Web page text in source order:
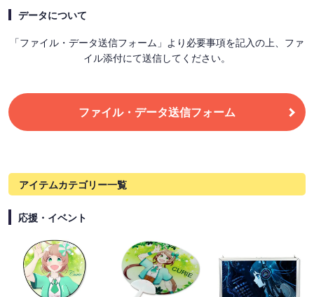
データについて
「ファイル・データ送信フォーム」より必要事項を記入の上、ファ
イル添付にて送信してください。
ファイル・データ送信フォーム
アイテムカテゴリー一覧
応援・イベント